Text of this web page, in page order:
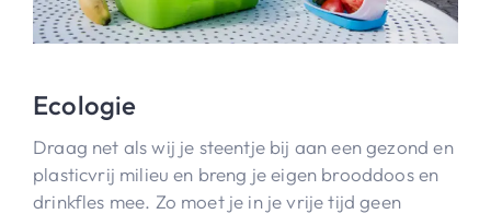
Ecologie
Draag net als wij je steentje bij aan een gezond en
plasticvrij milieu en breng je eigen brooddoos en
drinkfles mee. Zo moet je in je vrije tijd geen